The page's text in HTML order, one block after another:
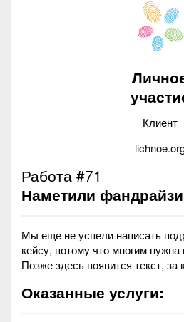
Клиент
Работа #71
Наметили
Мы еще не успели написать
кейсу, потому что многим
Позже здесь появится текст,
Оказанные услуги: